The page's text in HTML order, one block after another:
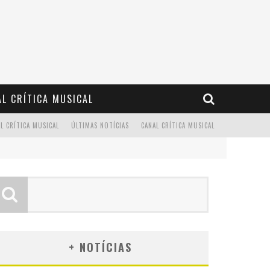
CRÍTICA MUSICAL
CANAL CRÍTICA MUSICAL
ÚLTIMAS NOTÍCIAS
CRÍTICA MUSICAL
+ NOTÍCIAS